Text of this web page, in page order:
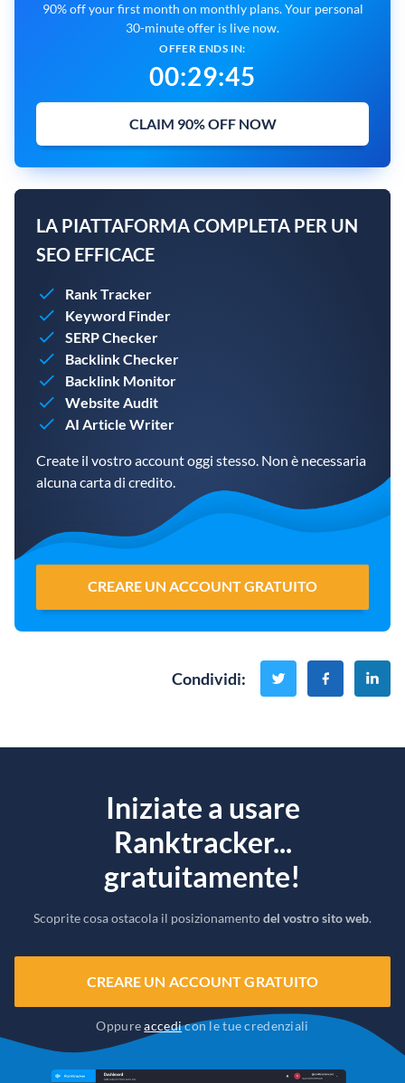
90% off your first month on monthly plans. Your personal
30-minute offer is live now.
OFFER ENDS IN:
00:29:43
CLAIM 90% OFF NOW
LA PIATTAFORMA COMPLETA PER UN
SEO EFFICACE
Rank Tracker
Keyword Finder
SERP Checker
Backlink Checker
Backlink Monitor
Website Audit
AI Article Writer
Create il vostro account oggi stesso. Non è necessaria
alcuna carta di credito.
CREARE UN ACCOUNT GRATUITO
Condividi:
Iniziate a usare
Ranktracker...
gratuitamente!
Scoprite cosa ostacola il posizionamentodel vostro sito web.
CREARE UN ACCOUNT GRATUITO
Oppureaccedicon le tue credenziali